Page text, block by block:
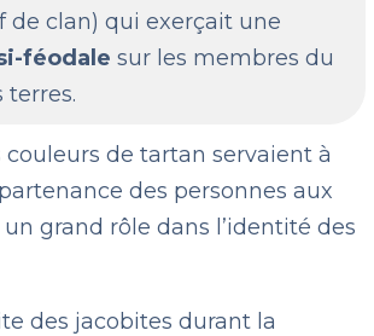
de clan) qui exerçait une
féodale sur les membres du
terres.
couleurs de tartan servaient à
des personnes aux
grand rôle dans l’identité des
des jacobites durant la